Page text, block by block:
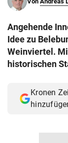
Angehende
Idee zu
Weinviertel.
historischen
Kronen